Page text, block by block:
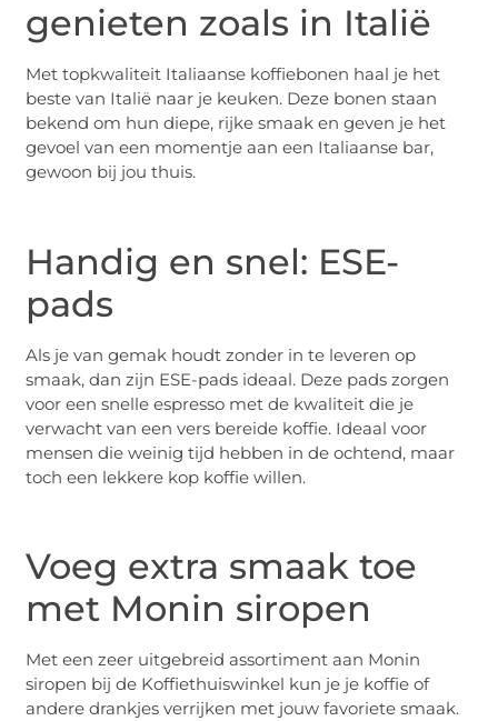
genieten zoals in Italië
Met topkwaliteit Italiaanse koffiebonen haal je het
beste van Italië naar je keuken. Deze bonen staan
bekend om hun diepe, rijke smaak en geven je het
gevoel van een momentje aan een Italiaanse bar,
gewoon bij jou thuis.
Handig en snel: ESE-
pads
Als je van gemak houdt zonder in te leveren op
smaak, dan zijn ESE-pads ideaal. Deze pads zorgen
voor een snelle espresso met de kwaliteit die je
verwacht van een vers bereide koffie. Ideaal voor
mensen die weinig tijd hebben in de ochtend, maar
toch een lekkere kop koffie willen.
Voeg extra smaak toe
met Monin siropen
Met een zeer uitgebreid assortiment aan Monin
siropen bij de Koffiethuiswinkel kun je je koffie of
andere drankjes verrijken met jouw favoriete smaak.